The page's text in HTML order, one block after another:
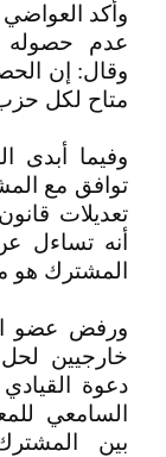
وأكد
عدم حصوله
وقال: إن
متاح لكل حزب
وفيما أبدى
توافق مع
تعديلات
أنه تساءل
المشترك هو
ورفض عضو
خارجيين
دعوة
السامعي
بين